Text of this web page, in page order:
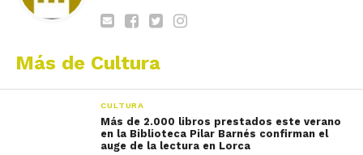
Más de Cultura
CULTURA
Más de 2.000 libros prestados este verano
en la Biblioteca Pilar Barnés confirman el
auge de la lectura en Lorca